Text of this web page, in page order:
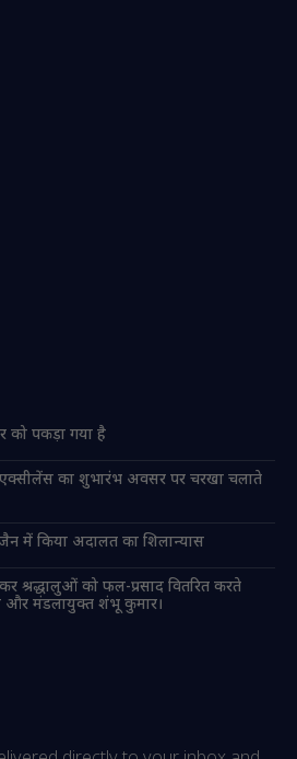
को पकड़ा गया है
का शुभारंभ अवसर पर चरखा चलाते
में किया अदालत का शिलान्यास
कर श्रद्धालुओं को फल-प्रसाद वितरित करते
मंडलायुक्त शंभू कुमार।